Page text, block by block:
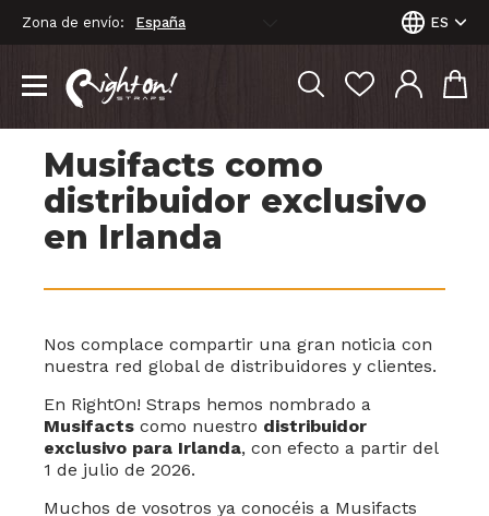
Zona de envío: ES
Musifacts como
distribuidor exclusivo
en Irlanda
Nos complace compartir una gran noticia con
nuestra red global de distribuidores y clientes.
En RightOn! Straps hemos nombrado a
Musifacts como nuestro distribuidor
exclusivo para Irlanda, con efecto a partir del
1 de julio de 2026.
Muchos de vosotros ya conocéis a Musifacts